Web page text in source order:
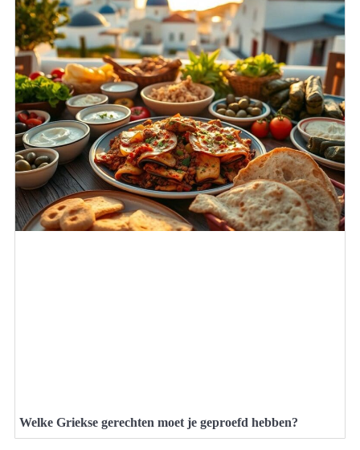
Welke Griekse gerechten moet je geproefd hebben?